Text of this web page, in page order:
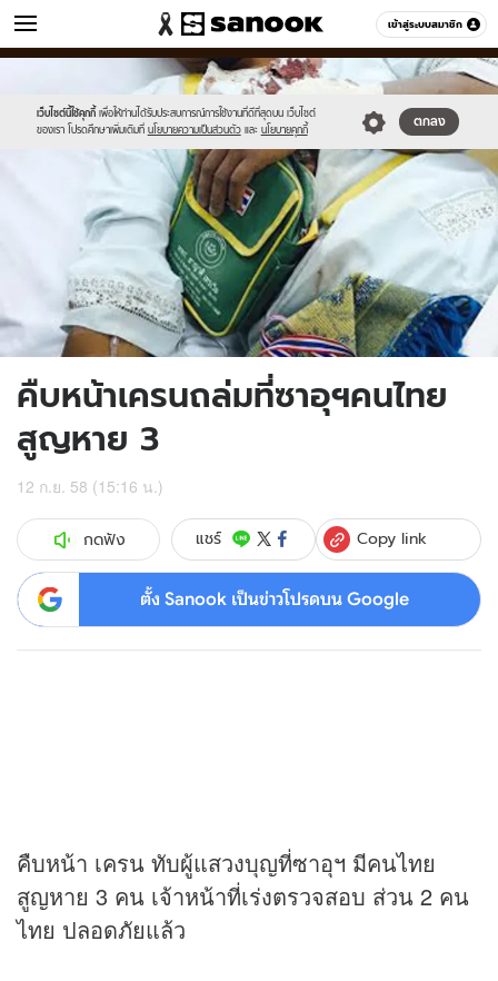
เข้าสู่ระบบสมาชิก
ข่าว หมวดอื่นๆ
เว็บไซต์นี้ใช้คุกกี้ เพื่อให้ท่านได้รับประสบการณ์การใช้งานที่ดีที่สุดบน เว็บไซต์
ของเรา โปรดศึกษาเพิ่มเติมที่ นโยบายความเป็นส่วนตัว และ นโยบายคุกกี้
ตกลง
//s.isanook.com/sr/0/images/logo-
sanook.png
//s.isanook.com/ns/0/ud/372/1864266/645440-
คืบหน้าเครนถล่มที่ซาอุฯคนไทย
สูญหาย 3
12 ก.ย. 58 (15:16 น.)
กดฟัง แชร์ Copy link
ตั้ง Sanook เป็นข่าวโปรดบน Google
คืบหน้า เครน ทับผู้แสวงบุญที่ซาอุฯ มีคนไทย
สูญหาย 3 คน เจ้าหน้าที่เร่งตรวจสอบ ส่วน 2 คน
ไทย ปลอดภัยแล้ว